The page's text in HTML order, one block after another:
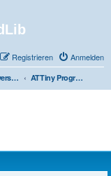
Anmelden
Registrieren
"MLL-Universum" van Theo ATTiny Programmer